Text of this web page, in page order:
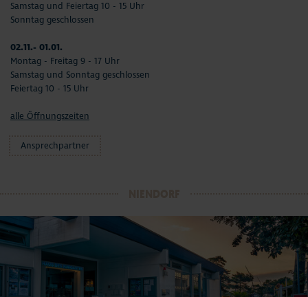
Samstag und Feiertag 10 - 15 Uhr
Sonntag geschlossen
02.11.- 01.01.
Montag - Freitag 9 - 17 Uhr
Samstag und Sonntag geschlossen
Feiertag 10 - 15 Uhr
alle Öffnungszeiten
Ansprechpartner